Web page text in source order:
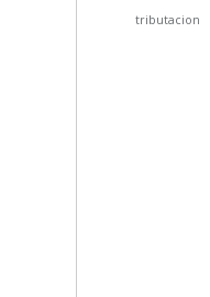
tributacion